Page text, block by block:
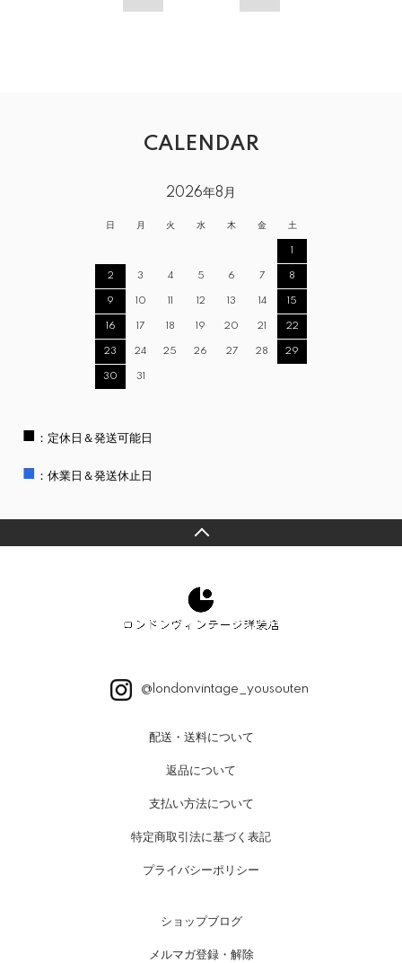
CALENDAR
2026年8月
日 月 火 水 木 金 土
1
2 3 4 5 6 7 8
9 10 11 12 13 14 15
16 17 18 19 20 21 22
23 24 25 26 27 28 29
30 31
■ ：定休日＆発送可能日
■ ：休業日＆発送休止日
@londonvintage_yousouten
配送・送料について
返品について
支払い方法について
特定商取引法に基づく表記
プライバシーポリシー
ショップブログ
メルマガ登録・解除